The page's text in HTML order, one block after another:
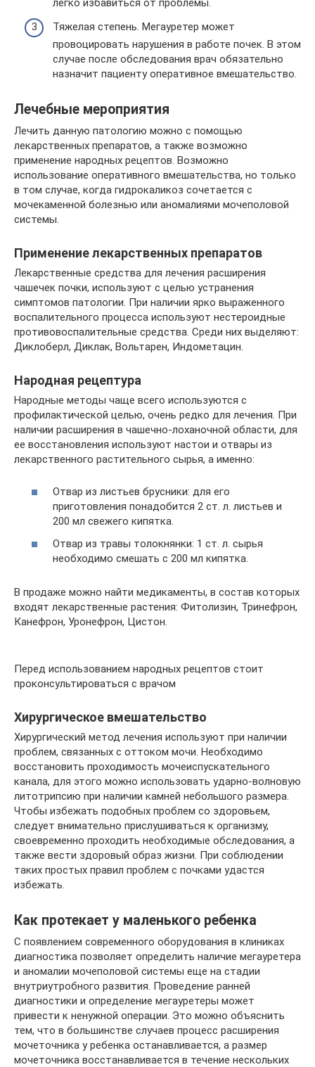
легко избавиться от проблемы.
Тяжелая степень. Мегауретер может
провоцировать нарушения в работе почек. В этом
случае после обследования врач обязательно
назначит пациенту оперативное вмешательство.
Лечебные мероприятия
Лечить данную патологию можно с помощью
лекарственных препаратов, а также возможно
применение народных рецептов. Возможно
использование оперативного вмешательства, но только
в том случае, когда гидрокаликоз сочетается с
мочекаменной болезнью или аномалиями мочеполовой
системы.
Применение лекарственных препаратов
Лекарственные средства для лечения расширения
чашечек почки, используют с целью устранения
симптомов патологии. При наличии ярко выраженного
воспалительного процесса используют нестероидные
противовоспалительные средства. Среди них выделяют:
Диклоберл, Диклак, Вольтарен, Индометацин.
Народная рецептура
Народные методы чаще всего используются с
профилактической целью, очень редко для лечения. При
наличии расширения в чашечно-лоханочной области, для
ее восстановления используют настои и отвары из
лекарственного растительного сырья, а именно:
Отвар из листьев брусники: для его
приготовления понадобится 2 ст. л. листьев и
200 мл свежего кипятка.
Отвар из травы толокнянки: 1 ст. л. сырья
необходимо смешать с 200 мл кипятка.
В продаже можно найти медикаменты, в состав которых
входят лекарственные растения: Фитолизин, Тринефрон,
Канефрон, Уронефрон, Цистон.
Перед использованием народных рецептов стоит
проконсультироваться с врачом
Хирургическое вмешательство
Хирургический метод лечения используют при наличии
проблем, связанных с оттоком мочи. Необходимо
восстановить проходимость мочеиспускательного
канала, для этого можно использовать ударно-волновую
литотрипсию при наличии камней небольшого размера.
Чтобы избежать подобных проблем со здоровьем,
следует внимательно прислушиваться к организму,
своевременно проходить необходимые обследования, а
также вести здоровый образ жизни. При соблюдении
таких простых правил проблем с почками удастся
избежать.
Как протекает у маленького ребенка
С появлением современного оборудования в клиниках
диагностика позволяет определить наличие мегауретера
и аномалии мочеполовой системы еще на стадии
внутриутробного развития. Проведение ранней
диагностики и определение мегауретеры может
привести к ненужной операции. Это можно объяснить
тем, что в большинстве случаев процесс расширения
мочеточника у ребенка останавливается, а размер
мочеточника восстанавливается в течение нескольких